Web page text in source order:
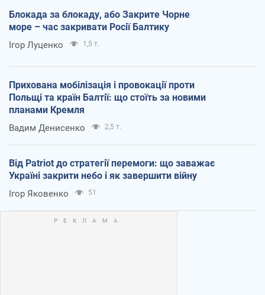
Блокада за блокаду, або Закрите Чорне
море – час закривати Росії Балтику
Ігор Луценко 1,5 т.
Прихована мобілізація і провокації проти
Польщі та країн Балтії: що стоїть за новими
планами Кремля
Вадим Денисенко 2,5 т.
Від Patriot до стратегії перемоги: що заважає
Україні закрити небо і як завершити війну
Ігор Яковенко 51